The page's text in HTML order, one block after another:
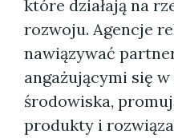
które działają na
rozwoju. Agencje
nawiązywać
angażującymi się
środowiska,
produkty i